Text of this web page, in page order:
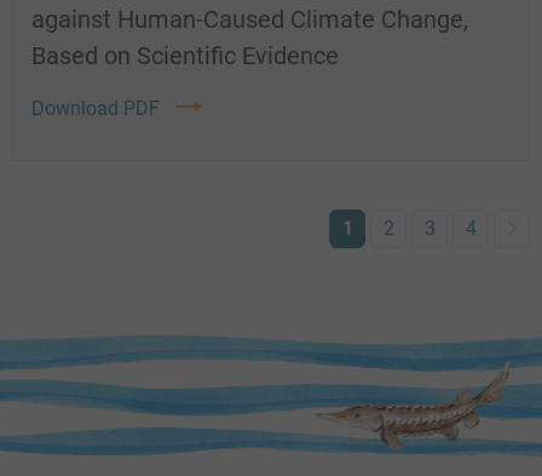
against Human-Caused Climate Change,
Based on Scientific Evidence
Download PDF
Current
1 Page
2 Page
3 Page
4